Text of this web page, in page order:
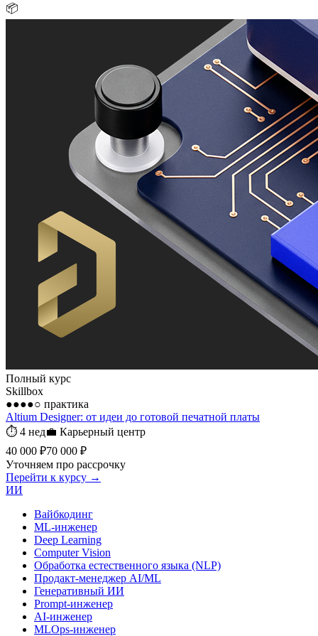
📦
Полный курс
Skillbox
●●●●○ практика
Altium Designer: от идеи до готовой печатной платы
⏱ 4 нед💼 Карьерный центр
40 000 ₽70 000 ₽
Уточняем про рассрочку
Перейти к курсу →
ИИ
Вайбкодинг
ML-инженер
Deep Learning
Computer Vision
Обработка естественного языка (NLP)
Продакт-менеджер AI/ML
Генеративный ИИ
Prompt-инженер
AI-инженер
MLOps-инженер